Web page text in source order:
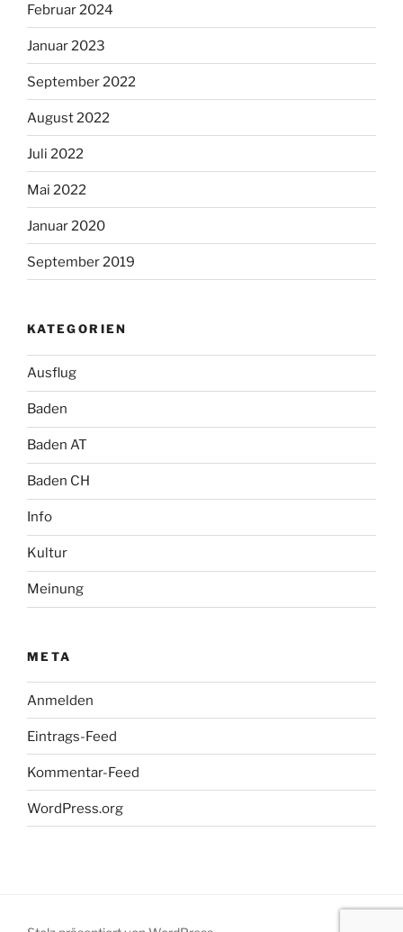
Februar 2024
Januar 2023
September 2022
August 2022
Juli 2022
Mai 2022
Januar 2020
September 2019
KATEGORIEN
Ausflug
Baden
Baden AT
Baden CH
Info
Kultur
Meinung
META
Anmelden
Eintrags-Feed
Kommentar-Feed
WordPress.org